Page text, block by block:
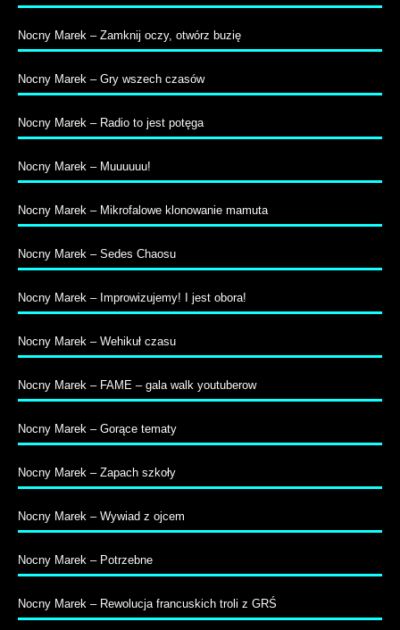
Nocny Marek – Zamknij oczy, otwórz buzię
Nocny Marek – Gry wszech czasów
Nocny Marek – Radio to jest potęga
Nocny Marek – Muuuuuu!
Nocny Marek – Mikrofalowe klonowanie mamuta
Nocny Marek – Sedes Chaosu
Nocny Marek – Improwizujemy! I jest obora!
Nocny Marek – Wehikuł czasu
Nocny Marek – FAME – gala walk youtuberow
Nocny Marek – Gorące tematy
Nocny Marek – Zapach szkoły
Nocny Marek – Wywiad z ojcem
Nocny Marek – Potrzebne
Nocny Marek – Rewolucja francuskich troli z GRŚ